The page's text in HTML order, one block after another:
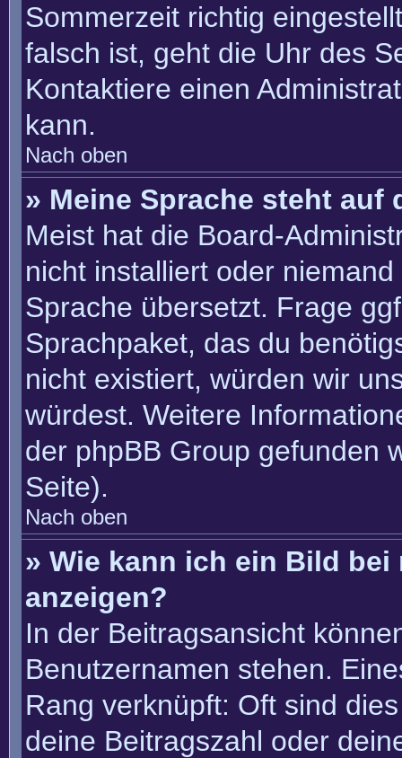
Sommerzeit richtig
falsch ist, geht die Uhr des
Kontaktiere einen
kann.
Nach oben
» Meine Sprache steht
Meist hat die Board-
nicht installiert oder
Sprache übersetzt. Frage
Sprachpaket, das du
nicht existiert, würden wir
würdest. Weitere
der phpBB Group gefunden
Seite).
Nach oben
» Wie kann ich ein Bild bei
anzeigen?
In der Beitragsansicht
Benutzernamen stehen.
Rang verknüpft: Oft sind
deine Beitragszahl oder